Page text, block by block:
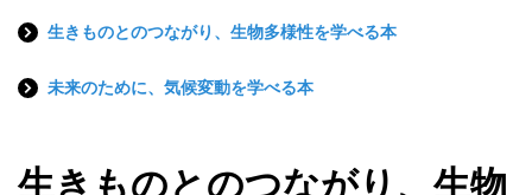
生きものとのつながり、生物多様性を学べる本
未来のために、気候変動を学べる本
生きものとのつながり、生物